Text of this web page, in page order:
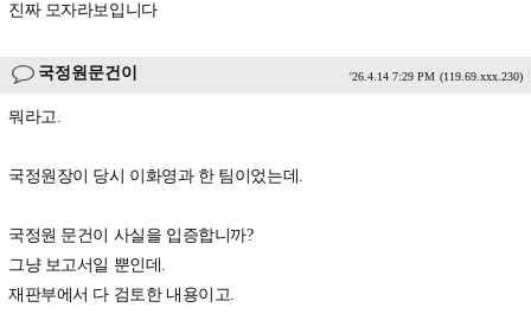
진짜 모자라보입니다
국정원문건이 '26.4.14 7:29 PM (119.69.xxx.230)
뭐라고.
국정원장이 당시 이화영과 한 팀이었는데.
국정원 문건이 사실을 입증합니까?
그냥 보고서일 뿐인데.
재판부에서 다 검토한 내용이고.